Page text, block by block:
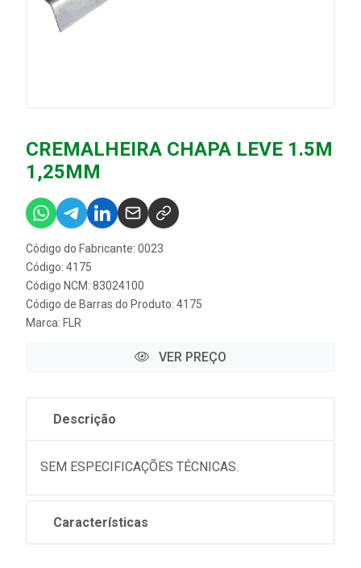
CREMALHEIRA CHAPA LEVE 1.5M
1,25MM
Código do Fabricante: 0023
Código: 4175
Código NCM: 83024100
Código de Barras do Produto: 4175
Marca: FLR
VER PREÇO
Descrição
SEM ESPECIFICAÇÕES TÉCNICAS.
Características